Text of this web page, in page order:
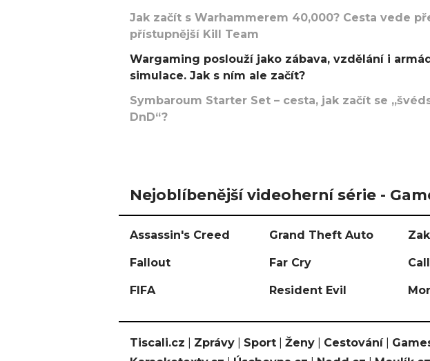
Jak začít s Warhammerem 40,000? Cesta vede
přístupnější Kill Team
Wargaming poslouží jako zábava, vzdělání i
simulace. Jak s ním ale začít?
Symbaroum Starter Set – cesta, jak začít se
DnD“?
Nejoblíbenější videoherní série -
Assassin's Creed Grand Theft Auto
Fallout Far Cry
FIFA Resident Evil
Tiscali.cz Zprávy Sport Ženy Cestování|